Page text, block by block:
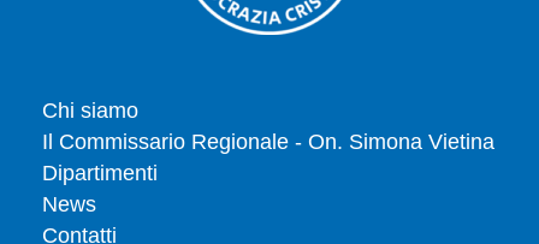
Chi siamo
Il Commissario Regionale - On. Simona Vietina
Dipartimenti
News
Contatti